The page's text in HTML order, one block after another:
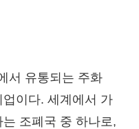
서 유통되는 주화
이다. 세계에서 가
조폐국 중 하나로,